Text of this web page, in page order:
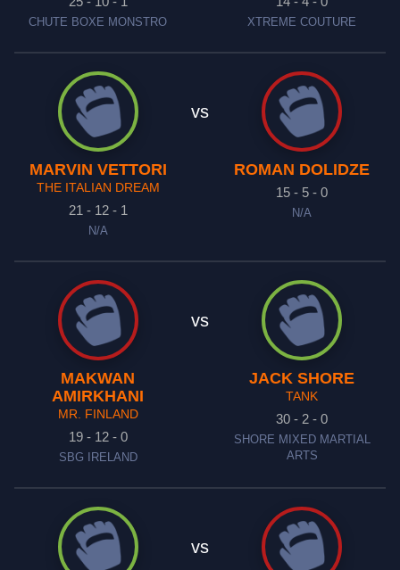
CHUTE BOXE MONSTRO XTREME COUTURE
MARVIN VETTORI
THE ITALIAN DREAM
21 - 12 - 1
N/A
vs
ROMAN DOLIDZE
15 - 5 - 0
N/A
MAKWAN
AMIRKHANI
MR. FINLAND
19 - 12 - 0
SBG IRELAND
vs
JACK SHORE
TANK
30 - 2 - 0
SHORE MIXED MARTIAL
ARTS
vs